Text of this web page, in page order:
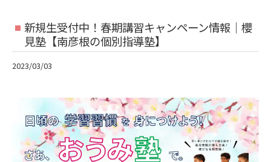
新規生受付中！春期講習キャンペーン情報｜櫻
見塾【南彦根の個別指導塾】
2023/03/03